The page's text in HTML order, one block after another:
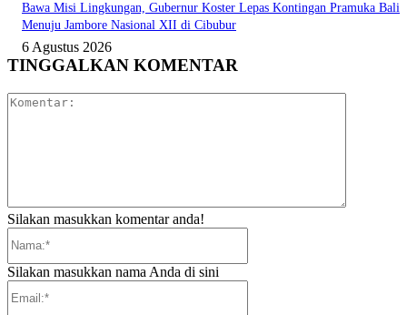
Bawa Misi Lingkungan, Gubernur Koster Lepas Kontingan Pramuka Bali
Menuju Jambore Nasional XII di Cibubur
6 Agustus 2026
TINGGALKAN KOMENTAR
Silakan masukkan komentar anda!
Silakan masukkan nama Anda di sini